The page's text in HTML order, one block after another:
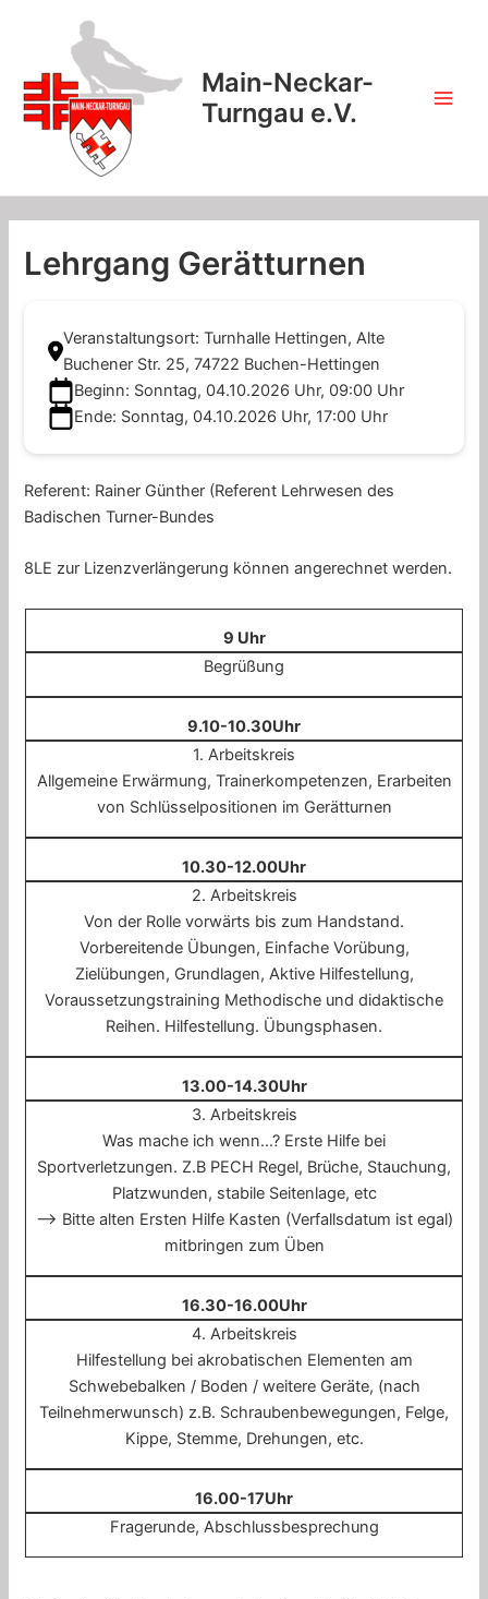
Main-Neckar-
Turngau e.V.
Lehrgang Gerätturnen
Veranstaltungsort: Turnhalle Hettingen, Alte
Buchener Str. 25, 74722 Buchen-Hettingen
Beginn: Sonntag, 04.10.2026 Uhr, 09:00 Uhr
Ende: Sonntag, 04.10.2026 Uhr, 17:00 Uhr
Referent: Rainer Günther (Referent Lehrwesen des
Badischen Turner-Bundes
8LE zur Lizenzverlängerung können angerechnet werden.
9 Uhr
Begrüßung
9.10-10.30Uhr
1. Arbeitskreis
Allgemeine Erwärmung, Trainerkompetenzen, Erarbeiten
von Schlüsselpositionen im Gerätturnen
10.30-12.00Uhr
2. Arbeitskreis
Von der Rolle vorwärts bis zum Handstand.
Vorbereitende Übungen, Einfache Vorübung,
Zielübungen, Grundlagen, Aktive Hilfestellung,
Voraussetzungstraining Methodische und didaktische
Reihen. Hilfestellung. Übungsphasen.
13.00-14.30Uhr
3. Arbeitskreis
Was mache ich wenn…? Erste Hilfe bei
Sportverletzungen. Z.B PECH Regel, Brüche, Stauchung,
Platzwunden, stabile Seitenlage, etc
–> Bitte alten Ersten Hilfe Kasten (Verfallsdatum ist egal)
mitbringen zum Üben
16.30-16.00Uhr
4. Arbeitskreis
Hilfestellung bei akrobatischen Elementen am
Schwebebalken / Boden / weitere Geräte, (nach
Teilnehmerwunsch) z.B. Schraubenbewegungen, Felge,
Kippe, Stemme, Drehungen, etc.
16.00-17Uhr
Fragerunde, Abschlussbesprechung